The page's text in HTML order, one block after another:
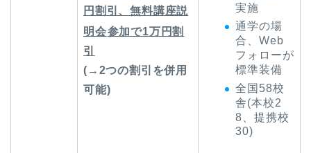
円割引、無料講座説
明会参加で1万円割
引
(→2つの割引を併用
可能)
実施
通学の場
合、Web
フォローが
標準装備
全国58校
舎(本校2
8、提携校
30)